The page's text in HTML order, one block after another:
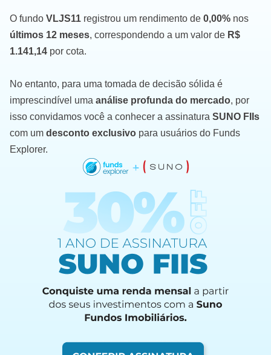
O fundo VLJS11 registrou um rendimento de 0,00% nos
últimos 12 meses, correspondendo a um valor de R$
1.141,14 por cota.
No entanto, para uma tomada de decisão sólida é
imprescindível uma análise profunda do mercado, por
isso convidamos você a conhecer a assinatura SUNO FIIs
com um desconto exclusivo para usuários do Funds
Explorer.